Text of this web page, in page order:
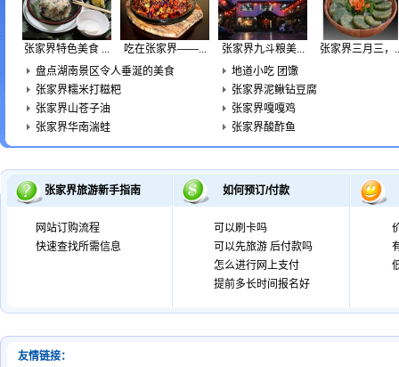
张家界特色美食 ... 吃在张家界——... 张家界九斗粮美...
张家界三月三，
盘点湖南景区令人垂涎的美食
地道小吃 团馓
张家界糯米打糍粑
张家界泥鳅钻豆腐
张家界山苍子油
张家界嘎嘎鸡
张家界华南湍蛙
张家界酸酢鱼
张家界旅游新手指南
网站订购流程
快速查找所需信息
如何预订/付款
可以刷卡吗
可以先旅游 后付款吗
怎么进行网上支付
提前多长时间报名好
友情链接：